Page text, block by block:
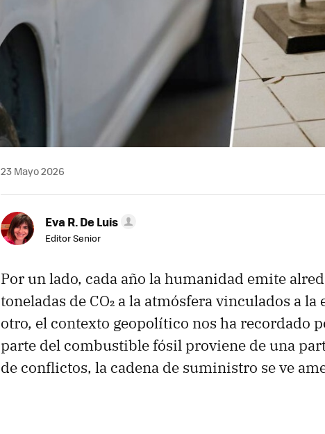
23 Mayo 2026
Eva R. De Luis
Editor Senior
Por un lado, cada año la humanidad emite
toneladas de CO₂ a la atmósfera vinculados a la
otro, el contexto geopolítico nos ha recordado
parte del combustible fósil proviene de una
de conflictos, la cadena de suministro se ve